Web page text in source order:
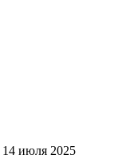
14 июля 2025